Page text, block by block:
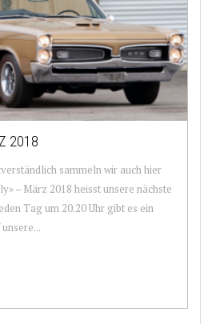
2018
sammeln wir auch hier
– März 2018 heisst unsere nächste
Tag um 20.20 Uhr gibt es ein